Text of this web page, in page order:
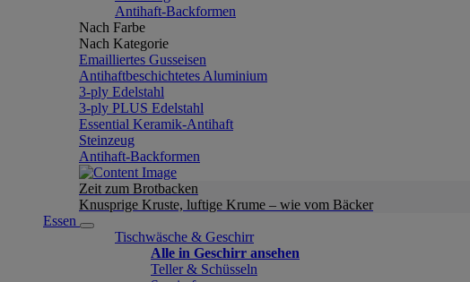
Antihaft-Backformen
Nach Farbe
Nach Kategorie
Emailliertes Gusseisen
Antihaftbeschichtetes Aluminium
3-ply Edelstahl
3-ply PLUS Edelstahl
Essential Keramik-Antihaft
Steinzeug
Antihaft-Backformen
Zeit zum Brotbacken
Knusprige Kruste, luftige Krume – wie vom Bäcker
Essen
Tischwäsche & Geschirr
Alle in Geschirr ansehen
Teller & Schüsseln